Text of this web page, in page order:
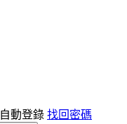
自動登錄 找回密碼